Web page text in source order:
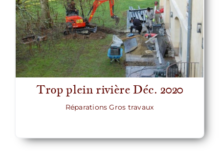
Trop plein rivière Déc. 2020
Réparations Gros travaux